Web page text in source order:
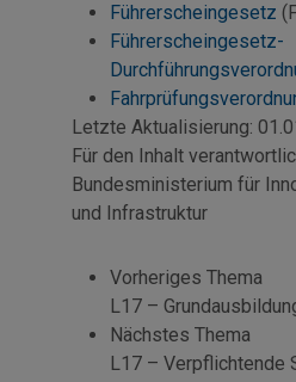
Führerscheingesetz
Führerscheingesetz-
Letzte Aktualisierung:
Für den Inhalt
Bundesministerium für
und Infrastruktur
Vorheriges Thema
L17 –
Nächstes Thema
L17 – Verpflichtende